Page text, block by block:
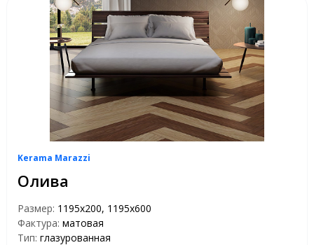
Kerama Marazzi
Олива
Размер: 1195x200, 1195x600
Фактура: матовая
Тип: глазурованная